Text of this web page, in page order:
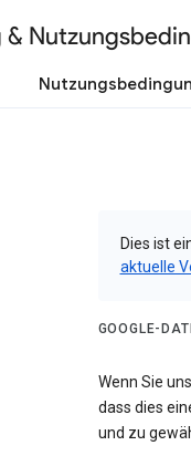
Dies ist
aktuelle
GOOGLE-
Wenn Sie
dass dies
und zu